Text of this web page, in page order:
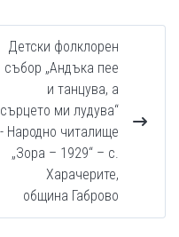
Детски фолклорен
събор „Андъка пее
и танцува, а
сърцето ми лудува“
- Народно читалище
„Зора – 1929“ – с.
Харачерите,
община Габрово